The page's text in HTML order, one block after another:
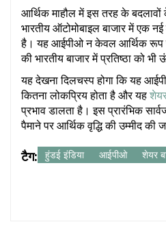
आर्थिक माहौल में इस तरह के
भारतीय ऑटोमोबाइल बाजार में एक
है। यह आईपीओ न केवल आर्थिक रूप
की भारतीय बाजार में प्रतिष्ठा को भी
यह देखना दिलचस्प होगा कि यह
कितना लोकप्रिय होता है और यह
प्रभाव डालता है। इस प्रारंभिक
पैमाने पर आर्थिक वृद्धि की उम्मीद की
टैग: हुंडई इंडिया आईपीओ शेयर